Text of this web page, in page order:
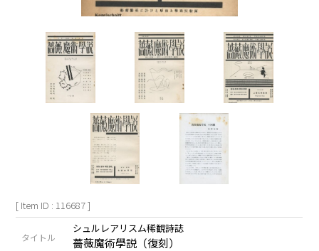
[ Item ID : 116687 ]
タイトル
シュルレアリスム稀観詩誌
薔薇魔術學説（復刻）